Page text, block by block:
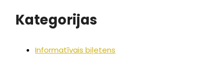
Kategorijas
Informatīvais biļetens